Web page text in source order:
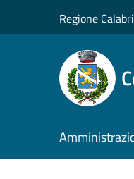
Regione